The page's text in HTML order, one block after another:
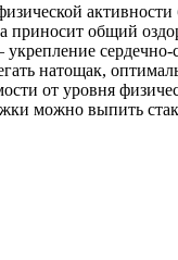
активности
приносит общий
сердечно-
натощак,
от уровня
можно выпить